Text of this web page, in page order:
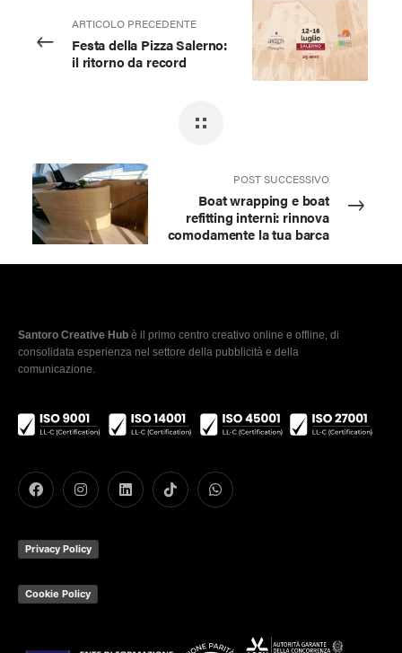
ARTICOLO PRECEDENTE
Festa della Pizza Salerno:
il ritorno da record
POST SUCCESSIVO
Boat wrapping e boat
refitting interni: rinnova
comodamente la tua barca
Santoro Creative Hub è il primo centro creativo online e offline, di
consolidata esperienza nel settore della pubblicità e della
comunicazione.
Privacy Policy
Cookie Policy